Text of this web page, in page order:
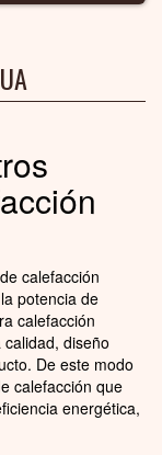
calefacción
potencia de
calefacción
diseño
De este modo
calefacción que
energética,